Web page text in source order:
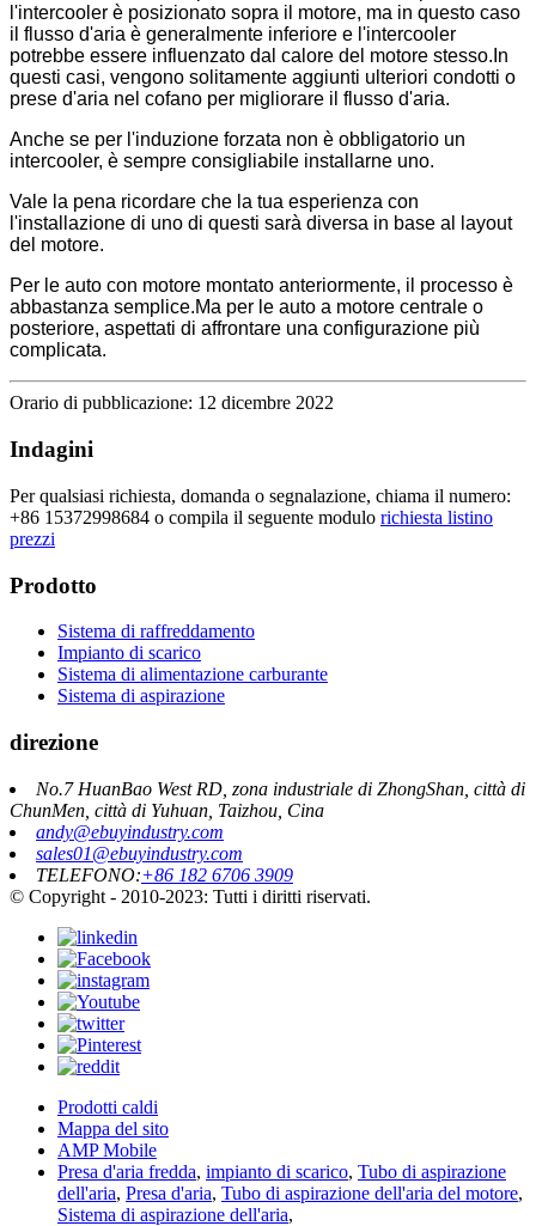
l'intercooler è posizionato sopra il motore, ma in questo caso
il flusso d'aria è generalmente inferiore e l'intercooler
potrebbe essere influenzato dal calore del motore stesso.In
questi casi, vengono solitamente aggiunti ulteriori condotti o
prese d'aria nel cofano per migliorare il flusso d'aria.
Anche se per l'induzione forzata non è obbligatorio un
intercooler, è sempre consigliabile installarne uno.
Vale la pena ricordare che la tua esperienza con
l'installazione di uno di questi sarà diversa in base al layout
del motore.
Per le auto con motore montato anteriormente, il processo è
abbastanza semplice.Ma per le auto a motore centrale o
posteriore, aspettati di affrontare una configurazione più
complicata.
Orario di pubblicazione: 12 dicembre 2022
Indagini
Per qualsiasi richiesta, domanda o segnalazione, chiama il numero:
+86 15372998684 o compila il seguente modulo richiesta listino
prezzi
Prodotto
Sistema di raffreddamento
Impianto di scarico
Sistema di alimentazione carburante
Sistema di aspirazione
direzione
No.7 HuanBao West RD, zona industriale di ZhongShan, città di
ChunMen, città di Yuhuan, Taizhou, Cina
andy@ebuyindustry.com
sales01@ebuyindustry.com
TELEFONO:+86 182 6706 3909
© Copyright - 2010-2023: Tutti i diritti riservati.
Prodotti caldi
Mappa del sito
AMP Mobile
Presa d'aria fredda, impianto di scarico, Tubo di aspirazione
dell'aria, Presa d'aria, Tubo di aspirazione dell'aria del motore,
Sistema di aspirazione dell'aria,